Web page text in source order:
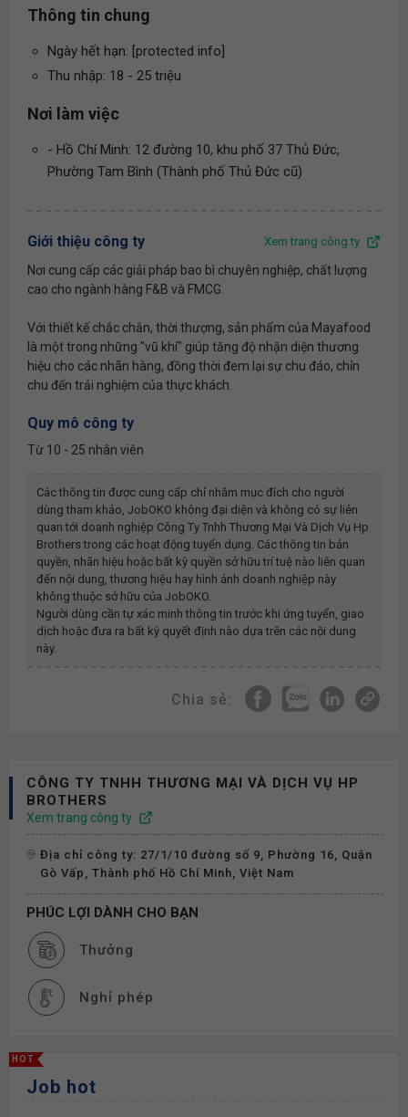
Thông tin chung
Ngày hết hạn: [protected info]
Thu nhập: 18 - 25 triệu
Nơi làm việc
- Hồ Chí Minh: 12 đường 10, khu phố 37 Thủ Đức,
Phường Tam Bình (Thành phố Thủ Đức cũ)
Giới thiệu công ty Xem trang công ty
Nơi cung cấp các giải pháp bao bì chuyên nghiệp, chất lượng
cao cho ngành hàng F&B và FMCG.
Với thiết kế chắc chắn, thời thượng, sản phẩm của Mayafood
là một trong những "vũ khí" giúp tăng độ nhận diện thương
hiệu cho các nhãn hàng, đồng thời đem lại sự chu đáo, chỉn
chu đến trải nghiệm của thực khách.
Quy mô công ty
Từ 10 - 25 nhân viên
Các thông tin được cung cấp chỉ nhằm mục đích cho người
dùng tham khảo, JobOKO không đại diện và không có sự liên
quan tới doanh nghiệp Công Ty Tnhh Thương Mại Và Dịch Vụ Hp
Brotherstrong các hoạt động tuyển dụng. Các thông tin bản
quyền, nhãn hiệu hoặc bất kỳ quyền sở hữu trí tuệ nào liên quan
đến nội dung, thương hiệu hay hình ảnh doanh nghiệp này
không thuộc sở hữu của JobOKO.
Người dùng cần tự xác minh thông tin trước khi ứng tuyển, giao
dịch hoặc đưa ra bất kỳ quyết định nào dựa trên các nội dung
này.
Chia sẻ:
CÔNG TY TNHH THƯƠNG MẠI VÀ DỊCH VỤ HP
BROTHERS
Xem trang công ty
Địa chỉ công ty: 27/1/10 đường số 9, Phường 16, Quận
Gò Vấp, Thành phố Hồ Chí Minh, Việt Nam
PHÚC LỢI DÀNH CHO BẠN
Thưởng
Nghỉ phép
HOT
Job hot